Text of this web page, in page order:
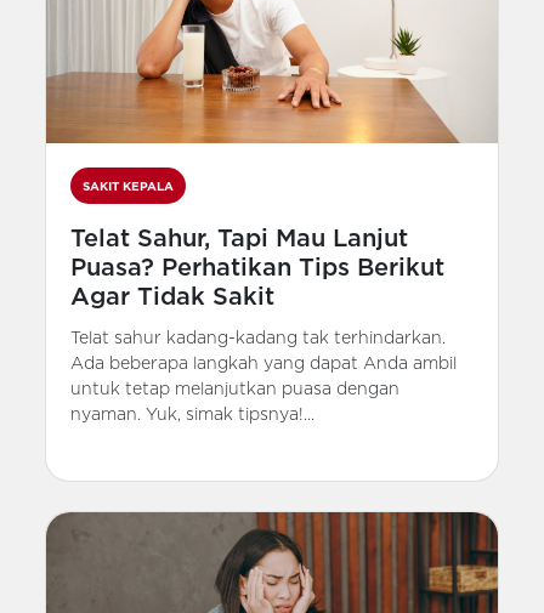
SAKIT KEPALA
Telat Sahur, Tapi Mau Lanjut
Puasa? Perhatikan Tips Berikut
Agar Tidak Sakit
Telat sahur kadang-kadang tak terhindarkan.
Ada beberapa langkah yang dapat Anda ambil
untuk tetap melanjutkan puasa dengan
nyaman. Yuk, simak tipsnya!...